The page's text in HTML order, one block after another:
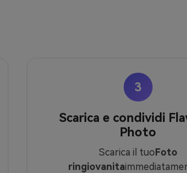
3
Scarica e condividi
Photo
Scarica il tuoFoto
ringiovanita